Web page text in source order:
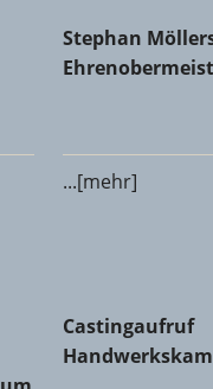
Innung Alzey-
Stephan Möllers
Stephan
...[mehr]
desCastingaufruf
Castingaufruf